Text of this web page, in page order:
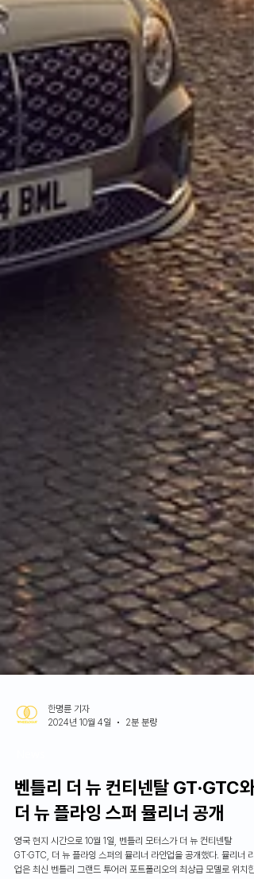
News
벤틀리 더 뉴 컨티넨탈 GT∙GTC와
더 뉴 플라잉 스퍼 뮬리너 공개
영국 현지 시간으로 10월 1일, 벤틀리 모터스가 더 뉴 컨티넨탈